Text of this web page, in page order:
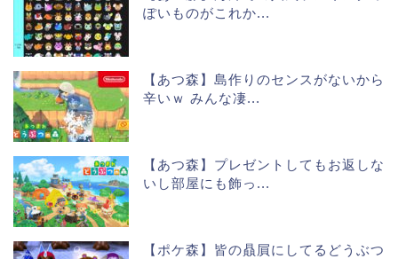
ぽいものがこれか...
【あつ森】島作りのセンスがないから
辛いｗ みんな凄...
【あつ森】プレゼントしてもお返しな
いし部屋にも飾っ...
【ポケ森】皆の贔屓にしてるどうぶつ